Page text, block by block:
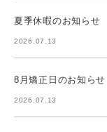
夏季休暇のお知らせ
2026.07.13
8月矯正日のお知らせ
2026.07.13